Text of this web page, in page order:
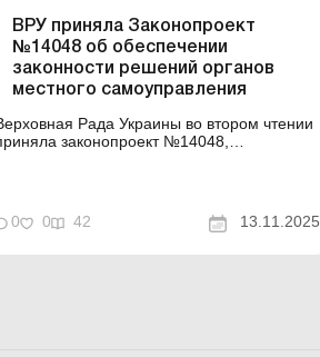
ВРУ приняла Законопроект
№14048 об обеспечении
законности решений органов
местного самоуправления
Рада Украины во втором чтении
законопроект №14048,
во исполнение делегированных
полномочий. Документ
0 0 42 13.11.2025